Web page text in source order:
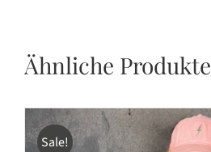
Ähnliche Produkte
Sale!